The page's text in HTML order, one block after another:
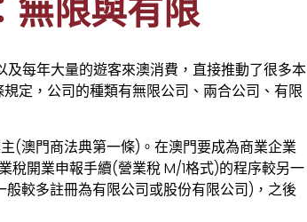
無限與有限
每年大量的遊客來澳消費，直接推動了很多本
定，公司的種類有無限公司、兩合公司、有限
(澳門商法典第一條)。在澳門要成為商業企業
稅開業申報手續(營業稅 M/1格式)的程序較另一
較多註冊為有限公司或股份有限公司)，之後